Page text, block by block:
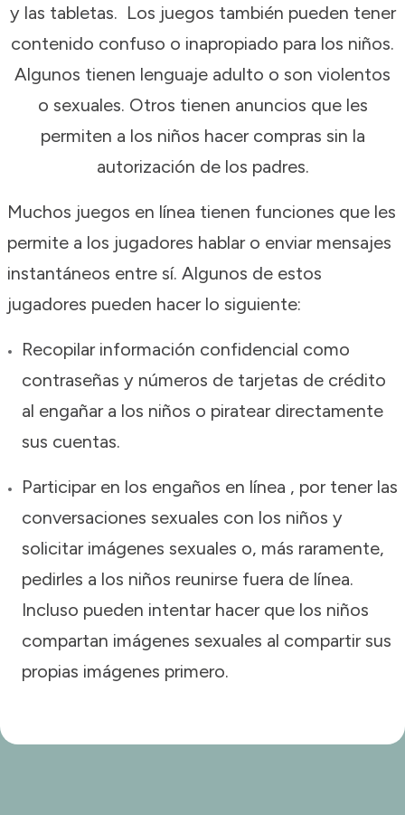
y las tabletas. Los juegos también pueden tener
contenido confuso o inapropiado para los niños.
Algunos tienen lenguaje adulto o son violentos
o sexuales. Otros tienen anuncios que les
permiten a los niños hacer compras sin la
autorización de los padres.
Muchos juegos en línea tienen funciones que les
permite a los jugadores hablar o enviar mensajes
instantáneos entre sí. Algunos de estos
jugadores pueden hacer lo siguiente:
Recopilar información confidencial como
contraseñas y números de tarjetas de crédito
al engañar a los niños o piratear directamente
sus cuentas.
Participar en los engaños en línea , por tener las
conversaciones sexuales con los niños y
solicitar imágenes sexuales o, más raramente,
pedirles a los niños reunirse fuera de línea.
Incluso pueden intentar hacer que los niños
compartan imágenes sexuales al compartir sus
propias imágenes primero.